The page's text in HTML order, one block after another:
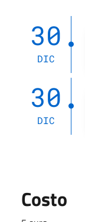
30
DIC
30
DIC
Costo